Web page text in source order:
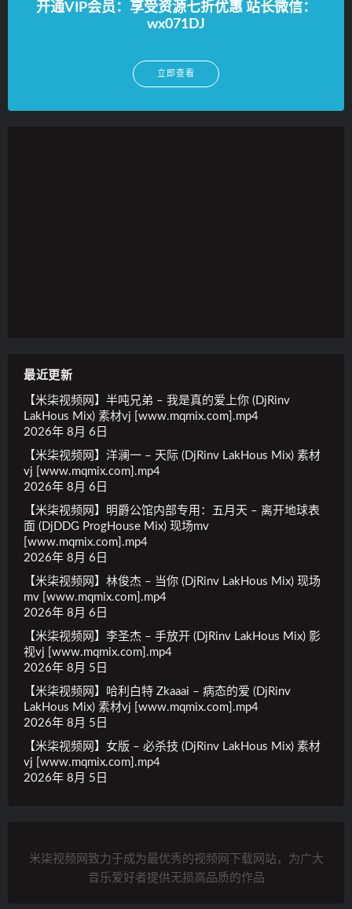
开通VIP会员：享受资源七折优惠 站长微信：
wx071DJ
立即查看
最近更新
【米柒视频网】半吨兄弟 – 我是真的爱上你 (DjRinv
LakHous Mix) 素材vj [www.mqmix.com].mp4
2026年 8月 6日
【米柒视频网】洋澜一 – 天际 (DjRinv LakHous Mix) 素材
vj [www.mqmix.com].mp4
2026年 8月 6日
【米柒视频网】明爵公馆内部专用：五月天 – 离开地球表
面 (DjDDG ProgHouse Mix) 现场mv
[www.mqmix.com].mp4
2026年 8月 6日
【米柒视频网】林俊杰 – 当你 (DjRinv LakHous Mix) 现场
mv [www.mqmix.com].mp4
2026年 8月 6日
【米柒视频网】李圣杰 – 手放开 (DjRinv LakHous Mix) 影
视vj [www.mqmix.com].mp4
2026年 8月 5日
【米柒视频网】哈利白特 Zkaaai – 病态的爱 (DjRinv
LakHous Mix) 素材vj [www.mqmix.com].mp4
2026年 8月 5日
【米柒视频网】女版 – 必杀技 (DjRinv LakHous Mix) 素材
vj [www.mqmix.com].mp4
2026年 8月 5日
米柒视频网致力于成为最优秀的视频网下载网站，为广大
音乐爱好者提供无损高品质的作品